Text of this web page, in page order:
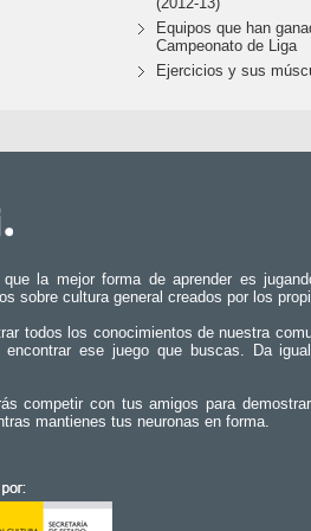
Equipos que han
Campeonato de Liga
Ejercicios y sus
la mejor forma de aprender es
sobre cultura general creados por los
todos los conocimientos de nuestra
encontrar ese juego que buscas. Da
competir con tus amigos para
mantienes tus neuronas en forma.